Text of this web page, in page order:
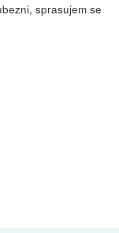
sprasujem se